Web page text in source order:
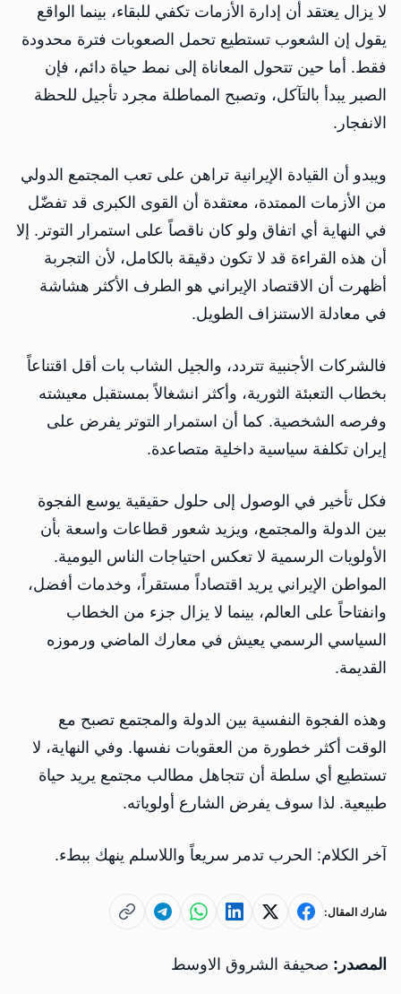
لا يزال يعتقد أن إدارة الأزمات تكفي للبقاء، بينما الواقع
يقول إن الشعوب تستطيع تحمل الصعوبات فترة محدودة
فقط. أما حين تتحول المعاناة إلى نمط حياة دائم، فإن
الصبر يبدأ بالتآكل، وتصبح المماطلة مجرد تأجيل للحظة
الانفجار.
ويبدو أن القيادة الإيرانية تراهن على تعب المجتمع الدولي
من الأزمات الممتدة، معتقدة أن القوى الكبرى قد تفضّل
في النهاية أي اتفاق ولو كان ناقصاً على استمرار التوتر. إلا
أن هذه القراءة قد لا تكون دقيقة بالكامل، لأن التجربة
أظهرت أن الاقتصاد الإيراني هو الطرف الأكثر هشاشة
في معادلة الاستنزاف الطويل.
فالشركات الأجنبية تتردد، والجيل الشاب بات أقل اقتناعاً
بخطاب التعبئة الثورية، وأكثر انشغالاً بمستقبل معيشته
وفرصه الشخصية. كما أن استمرار التوتر يفرض على
إيران تكلفة سياسية داخلية متصاعدة.
فكل تأخير في الوصول إلى حلول حقيقية يوسع الفجوة
بين الدولة والمجتمع، ويزيد شعور قطاعات واسعة بأن
الأولويات الرسمية لا تعكس احتياجات الناس اليومية.
المواطن الإيراني يريد اقتصاداً مستقراً، وخدمات أفضل،
وانفتاحاً على العالم، بينما لا يزال جزء من الخطاب
السياسي الرسمي يعيش في معارك الماضي ورموزه
القديمة.
وهذه الفجوة النفسية بين الدولة والمجتمع تصبح مع
الوقت أكثر خطورة من العقوبات نفسها. وفي النهاية، لا
تستطيع أي سلطة أن تتجاهل مطالب مجتمع يريد حياة
طبيعية. لذا سوف يفرض الشارع أولوياته.
آخر الكلام: الحرب تدمر سريعاً واللاسلم ينهك ببطء.
شارك المقال:
المصدر: صحيفة الشروق الاوسط